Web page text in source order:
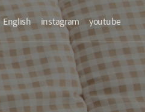
English instagram youtube